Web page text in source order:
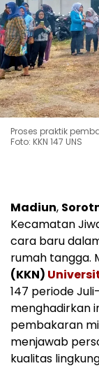
Proses praktik
Foto: KKN 147 UNS
Madiun,
Kecamatan
cara baru
rumah tangga.
(KKN)
147 periode
menghadirkan
pembakaran
menjawab
kualitas